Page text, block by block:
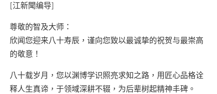
[江新聞编导]
尊敬的智及大师：
欣闻您迎来八十寿辰，谨向您致以最诚挚的祝贺与最崇高
的敬意！
八十载岁月，您以渊博学识照亮求知之路，用匠心品格诠
释人生真谛，于领域深耕不辍，为后辈树起精神丰碑。